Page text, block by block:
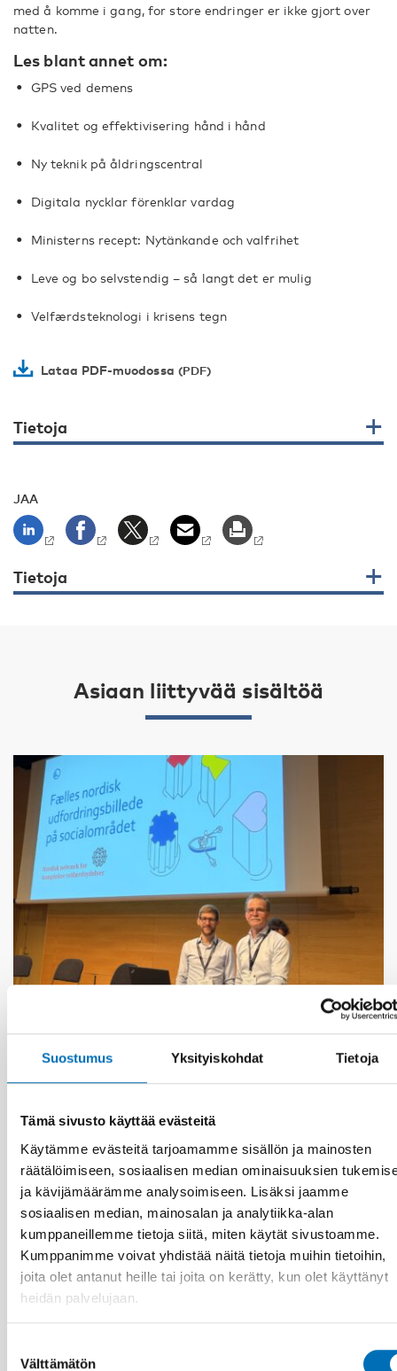
Suostumus Yksityiskohdat Tietoja
Tämä sivusto käyttää evästeitä
Käytämme evästeitä tarjoamamme sisällön ja mainosten
räätälöimiseen, sosiaalisen median ominaisuuksien
ja kävijämäärämme analysoimiseen. Lisäksi jaamme
sosiaalisen median, mainosalan ja analytiikka-alan
kumppaneillemme tietoja siitä, miten käytät sivustoamme.
Kumppanimme voivat yhdistää näitä tietoja muihin tietoihin,
joita olet antanut heille tai joita on kerätty, kun olet käyttänyt
heidän palvelujaan.
valinta
Välttämätön
med å komme i gang, for store endringer er ikke gjort over
natten.
Les blant annet om:
GPS ved demens
Kvalitet og effektivisering hånd i hånd
Ny teknik på åldringscentral
Digitala nycklar förenklar vardag
Ministerns recept: Nytänkande och valfrihet
Leve og bo selvstendig – så langt det er mulig
Velfærdsteknologi i krisens tegn
Lataa PDF-muodossa
Tietoja
JAA
Tietoja
Asiaan liittyvää sisältöä
VAMMAISKYSYMYKSET
16 joulu 2025